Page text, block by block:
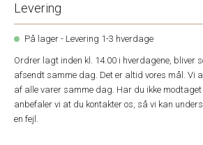
Levering
På lager - Levering 1-3 hverdage
Ordrer lagt inden kl. 14.00 i hverdagene, bliver
afsendt samme dag. Det er altid vores mål. Vi
af alle varer samme dag. Har du ikke
anbefaler vi at du kontakter os, så vi kan
en fejl.